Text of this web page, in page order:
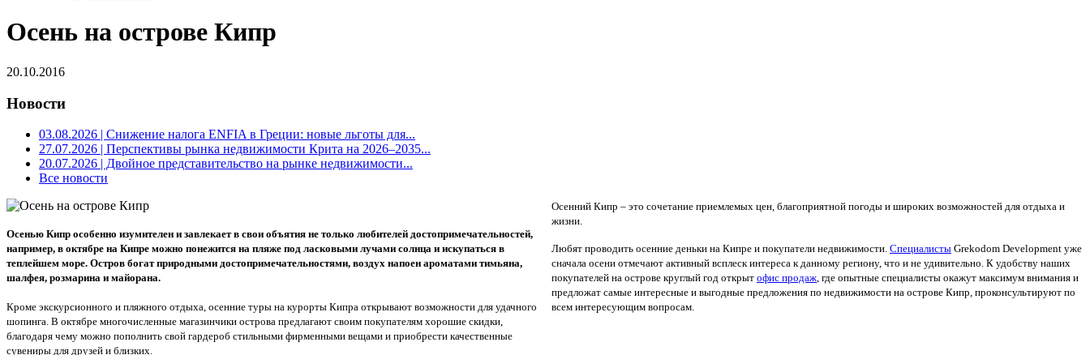
Осень на острове Кипр
20.10.2016
Новости
03.08.2026 | Снижение налога ENFIA в Греции: новые льготы для...
27.07.2026 | Перспективы рынка недвижимости Крита на 2026–2035...
20.07.2026 | Двойное представительство на рынке недвижимости...
Все новости
Осенью Кипр особенно изумителен и завлекает в свои объятия не только любителей достопримечательностей,
например, в октябре на Кипре можно понежится на пляже под ласковыми лучами солнца и искупаться в
теплейшем море. Остров богат природными достопримечательностями, воздух напоен ароматами тимьяна,
шалфея, розмарина и майорана.
Кроме экскурсионного и пляжного отдыха, осенние туры на курорты Кипра открывают возможности для удачного
шопинга. В октябре многочисленные магазинчики острова предлагают своим покупателям хорошие скидки,
благодаря чему можно пополнить свой гардероб стильными фирменными вещами и приобрести качественные
сувениры для друзей и близких.
Осенний Кипр – это сочетание приемлемых цен, благоприятной погоды и широких возможностей для отдыха и
жизни.
Любят проводить осенние деньки на Кипре и покупатели недвижимости. Специалисты Grekodom Development уже
сначала осени отмечают активный всплеск интереса к данному региону, что и не удивительно. К удобству наших
покупателей на острове круглый год открыт офис продаж, где опытные специалисты окажут максимум внимания и
предложат самые интересные и выгодные предложения по недвижимости на острове Кипр, проконсультируют по
всем интересующим вопросам.